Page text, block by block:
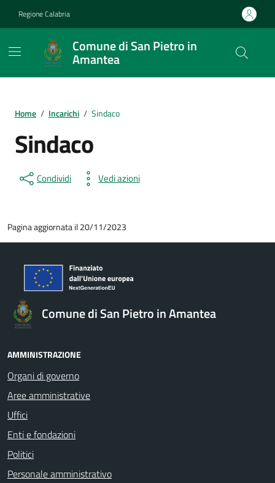
Regione Calabria
Comune di San Pietro in
Amantea
Home / Incarichi / Sindaco
Sindaco
Condividi Vedi azioni
Pagina aggiornata il 20/11/2023
Comune di San Pietro in Amantea
AMMINISTRAZIONE
Organi di governo
Aree amministrative
Uffici
Enti e fondazioni
Politici
Personale amministrativo